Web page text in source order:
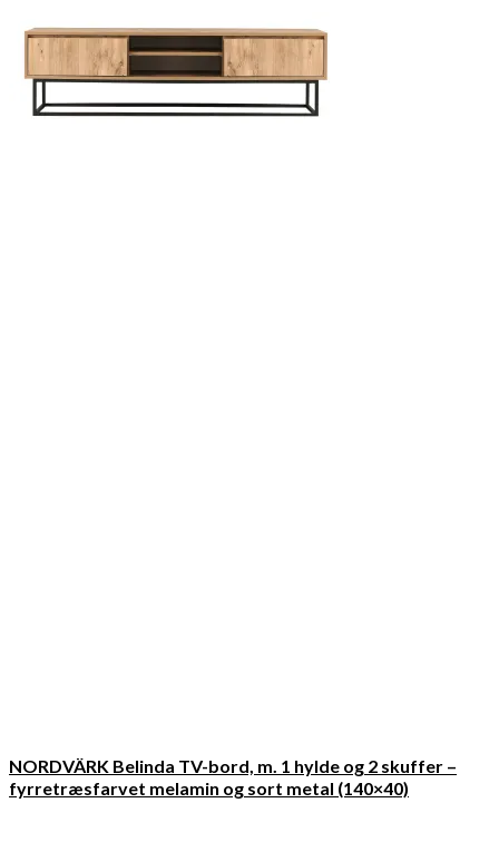
NORDVÄRK Belinda TV-bord, m. 1 hylde og 2 skuffer –
fyrretræsfarvet melamin og sort metal (140×40)